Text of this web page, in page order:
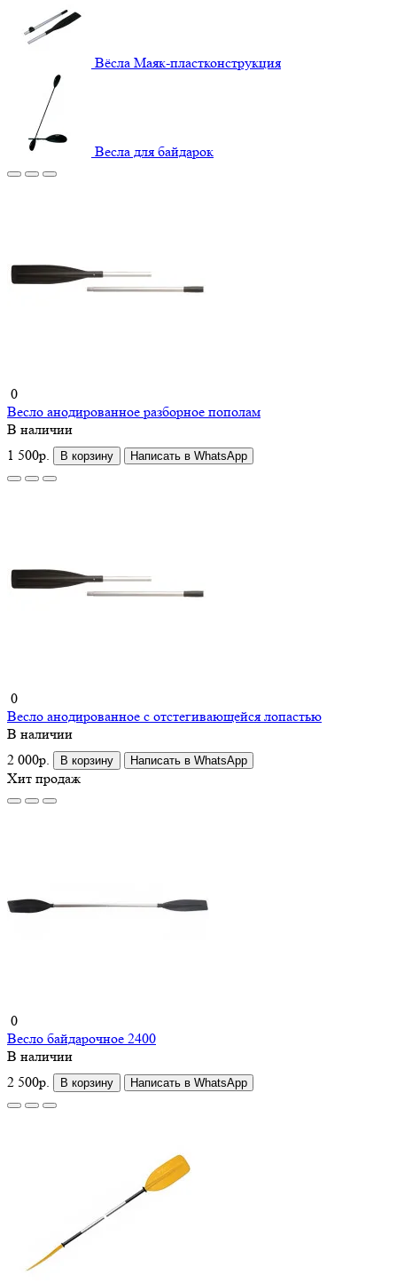
Вёсла Маяк-пластконструкция
Весла для байдарок
0
Весло анодированное разборное пополам
В наличии
1 500р.
В корзину Написать в WhatsApp
0
Весло анодированное с отстегивающейся лопастью
В наличии
2 000р.
В корзину Написать в WhatsApp
Хит продаж
0
Весло байдарочное 2400
В наличии
2 500р.
В корзину Написать в WhatsApp